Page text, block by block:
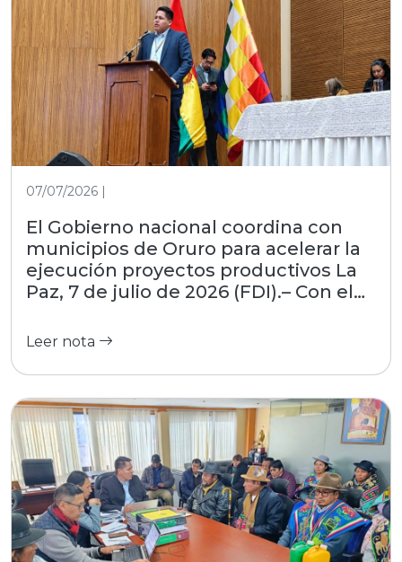
07/07/2026 |
El Gobierno nacional coordina con
municipios de Oruro para acelerar la
ejecución proyectos productivos La
Paz, 7 de julio de 2026 (FDI).– Con el
las regiones, el Fondo de Desarrollo
del Ministerio de Desarrollo
Productivo, Rural y Agua, participó
este martes en el encuentro
interinstitucional convocado por la
Asociación de Municipios del
Departamento de Oruro (AMDEOR).
El evento, desarrollado en la Casa
Grande del Pueblo, reunió a alcaldes
locales y autoridades del nivel central
Leer nota